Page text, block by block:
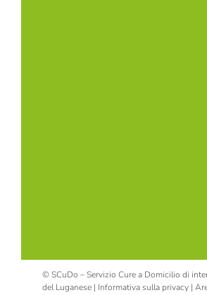
© SCuDo – Servizio Cure a Domicilio di
del Luganese | Informativa sulla privacy |